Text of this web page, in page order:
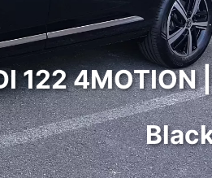
122 4MOTION